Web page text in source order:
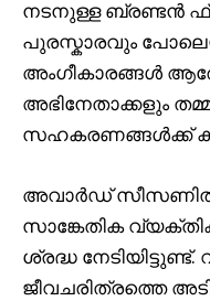
നടനുള്ള ബ്രണ്ടൻ
പുരസ്കാരവും
അംഗീകാരങ്ങൾ
അഭിനേതാക്കളും
സഹകരണങ്ങൾക്ക്
അവാർഡ്
സാങ്കേതിക
ശ്രദ്ധ
ജീവചരിത്രത്തെ